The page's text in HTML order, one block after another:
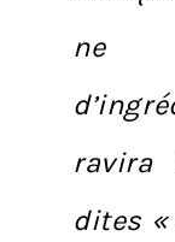
ne
ravira
dites «